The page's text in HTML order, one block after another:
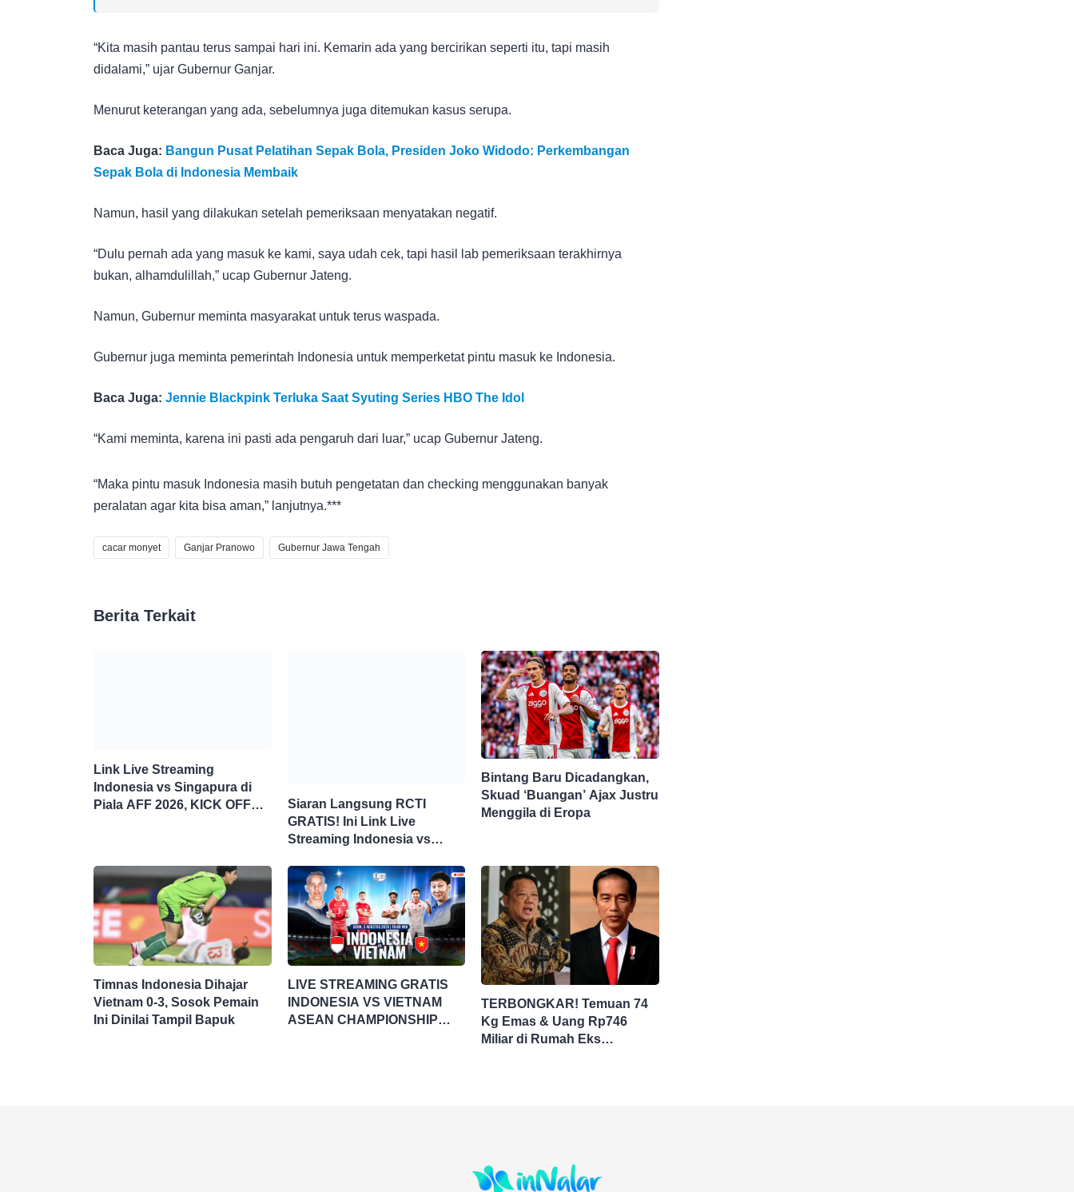
“Kita masih pantau terus sampai hari ini. Kemarin ada yang bercirikan seperti itu, tapi masih
didalami,” ujar Gubernur Ganjar.
Menurut keterangan yang ada, sebelumnya juga ditemukan kasus serupa.
Baca Juga: Bangun Pusat Pelatihan Sepak Bola, Presiden Joko Widodo: Perkembangan
Sepak Bola di Indonesia Membaik
Namun, hasil yang dilakukan setelah pemeriksaan menyatakan negatif.
“Dulu pernah ada yang masuk ke kami, saya udah cek, tapi hasil lab pemeriksaan terakhirnya
bukan, alhamdulillah,” ucap Gubernur Jateng.
Namun, Gubernur meminta masyarakat untuk terus waspada.
Gubernur juga meminta pemerintah Indonesia untuk memperketat pintu masuk ke Indonesia.
Baca Juga: Jennie Blackpink Terluka Saat Syuting Series HBO The Idol
“Kami meminta, karena ini pasti ada pengaruh dari luar,” ucap Gubernur Jateng.
“Maka pintu masuk Indonesia masih butuh pengetatan dan checking menggunakan banyak
peralatan agar kita bisa aman,” lanjutnya.***
cacar monyet Ganjar Pranowo Gubernur Jawa Tengah
Berita Terkait
Link Live Streaming
Indonesia vs Singapura di
Piala AFF 2026, KICK OFF
Siaran Langsung RCTI
GRATIS! Ini Link Live
Streaming Indonesia vs
Bintang Baru Dicadangkan,
Skuad ‘Buangan’ Ajax Justru
Menggila di Eropa
Timnas Indonesia Dihajar
Vietnam 0-3, Sosok Pemain
Ini Dinilai Tampil Bapuk
LIVE STREAMING GRATIS
INDONESIA VS VIETNAM
ASEAN CHAMPIONSHIP
TERBONGKAR! Temuan 74
Kg Emas & Uang Rp746
Miliar di Rumah Eks